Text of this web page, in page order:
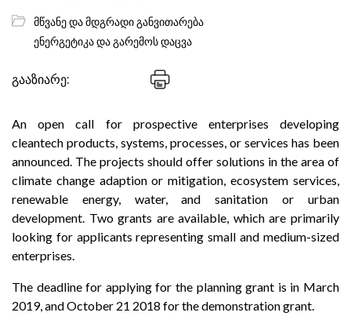
მწვანე და მდგრადი განვითარება
ენერგეტიკა და გარემოს დაცვა
გააზიარე:
An open call for prospective enterprises developing
cleantech products, systems, processes, or services has been
announced. The projects should offer solutions in the area of
climate change adaption or mitigation, ecosystem services,
renewable energy, water, and sanitation or urban
development. Two grants are available, which are primarily
looking for applicants representing small and medium-sized
enterprises.
The deadline for applying for the planning grant is in March
2019, and October 21 2018 for the demonstration grant.